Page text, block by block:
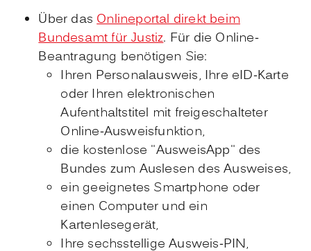
Über dasOnlineportal direkt beim
Bundesamt für Justiz. Für die Online-
Beantragung benötigen Sie:
Ihren Personalausweis, Ihre eID-Karte
oder Ihren elektronischen
Aufenthaltstitel mit freigeschalteter
Online-Ausweisfunktion,
die kostenlose "AusweisApp" des
Bundes zum Auslesen des Ausweises,
ein geeignetes Smartphone oder
einen Computer und ein
Kartenlesegerät,
Ihre sechsstellige Ausweis-PIN,